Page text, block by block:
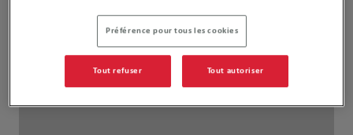
Préférence pour tous les cookies
Tout refuser Tout autoriser